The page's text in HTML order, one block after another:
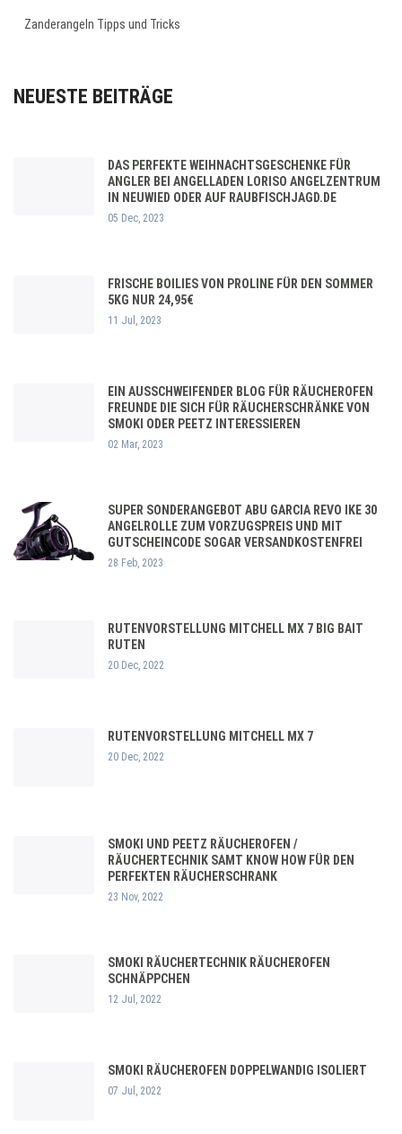
Zanderangeln Tipps und Tricks
NEUESTE BEITRÄGE
DAS PERFEKTE WEIHNACHTSGESCHENKE FÜR
ANGLER BEI ANGELLADEN LORISO ANGELZENTRUM
IN NEUWIED ODER AUF RAUBFISCHJAGD.DE
05 Dec, 2023
FRISCHE BOILIES VON PROLINE FÜR DEN SOMMER
5KG NUR 24,95€
11 Jul, 2023
EIN AUSSCHWEIFENDER BLOG FÜR RÄUCHEROFEN
FREUNDE DIE SICH FÜR RÄUCHERSCHRÄNKE VON
SMOKI ODER PEETZ INTERESSIEREN
02 Mar, 2023
SUPER SONDERANGEBOT ABU GARCIA REVO IKE 30
ANGELROLLE ZUM VORZUGSPREIS UND MIT
GUTSCHEINCODE SOGAR VERSANDKOSTENFREI
28 Feb, 2023
RUTENVORSTELLUNG MITCHELL MX 7 BIG BAIT
RUTEN
20 Dec, 2022
RUTENVORSTELLUNG MITCHELL MX 7
20 Dec, 2022
SMOKI UND PEETZ RÄUCHEROFEN /
RÄUCHERTECHNIK SAMT KNOW HOW FÜR DEN
PERFEKTEN RÄUCHERSCHRANK
23 Nov, 2022
SMOKI RÄUCHERTECHNIK RÄUCHEROFEN
SCHNÄPPCHEN
12 Jul, 2022
SMOKI RÄUCHEROFEN DOPPELWANDIG ISOLIERT
07 Jul, 2022